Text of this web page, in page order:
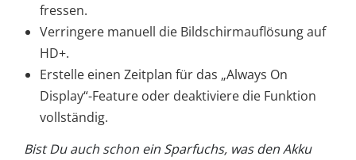
fressen.
Verringere manuell die Bildschirmauflösung auf
HD+.
Erstelle einen Zeitplan für das „Always On
Display“-Feature oder deaktiviere die Funktion
vollständig.
Bist Du auch schon ein Sparfuchs, was den Akku